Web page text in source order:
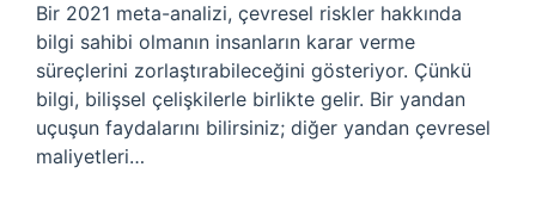
Bir 2021 meta-analizi, çevresel riskler hakkında
bilgi sahibi olmanın insanların karar verme
süreçlerini zorlaştırabileceğini gösteriyor. Çünkü
bilgi, bilişsel çelişkilerle birlikte gelir. Bir yandan
uçuşun faydalarını bilirsiniz; diğer yandan çevresel
maliyetleri…